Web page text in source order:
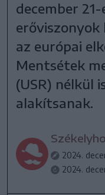
december
erőviszonyok
az európai
Mentsétek
(USR) nélkül
alakítsanak.
2024.
2024.